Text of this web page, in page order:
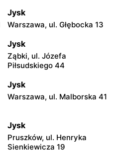
Jysk
Warszawa, ul. Głębocka 13
Jysk
Ząbki, ul. Józefa
Piłsudskiego 44
Jysk
Warszawa, ul. Malborska 41
Jysk
Pruszków, ul. Henryka
Sienkiewicza 19